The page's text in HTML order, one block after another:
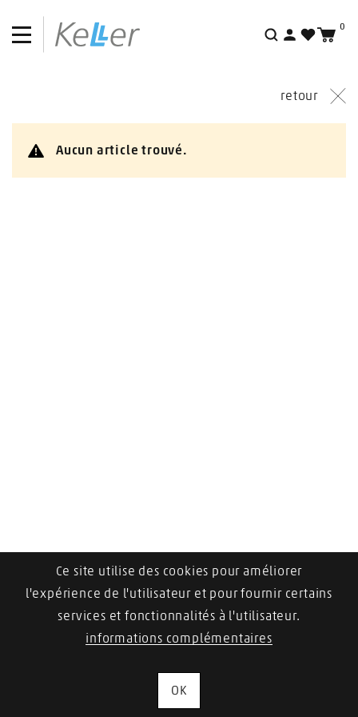
Recherche
0
Actions
retour
Aucun article trouvé.
Ce site utilise des cookies pour améliorer
l'expérience de l'utilisateur et pour fournir certains
services et fonctionnalités à l'utilisateur.
informations complémentaires
OK